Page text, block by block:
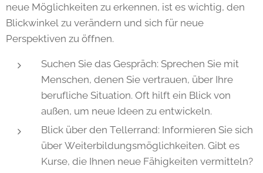
neue Möglichkeiten zu erkennen, ist es wichtig, den
Blickwinkel zu verändern und sich für neue
Perspektiven zu öffnen.
Suchen Sie das Gespräch: Sprechen Sie mit
Menschen, denen Sie vertrauen, über Ihre
berufliche Situation. Oft hilft ein Blick von
außen, um neue Ideen zu entwickeln.
Blick über den Tellerrand: Informieren Sie sich
über Weiterbildungsmöglichkeiten. Gibt es
Kurse, die Ihnen neue Fähigkeiten vermitteln?